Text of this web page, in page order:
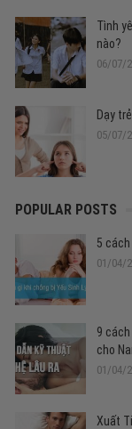
Tình
nào?
06/07/
Dạy
05/07/
POPULAR POSTS
5
01/04/
9
cho
01/04/
Xuất